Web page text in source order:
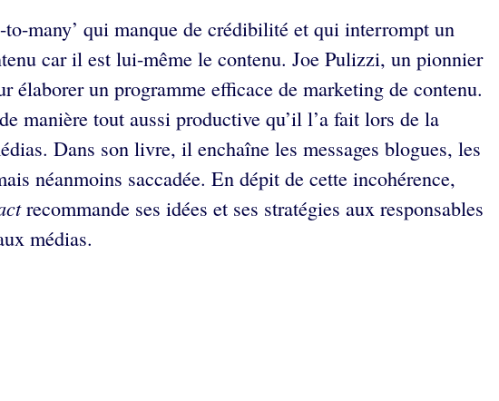
many’ qui manque de crédibilité et qui interrompt un
car il est lui-même le contenu. Joe Pulizzi, un pionnier
élaborer un programme efficace de marketing de contenu.
manière tout aussi productive qu’il l’a fait lors de la
Dans son livre, il enchaîne les messages blogues, les
néanmoins saccadée. En dépit de cette incohérence,
recommande ses idées et ses stratégies aux responsables
médias.